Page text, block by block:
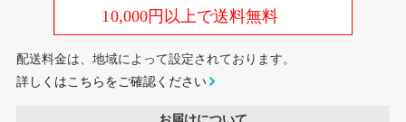
配送料金は、地域によって設定されております。
詳しくはこちらをご確認ください
お届けについて